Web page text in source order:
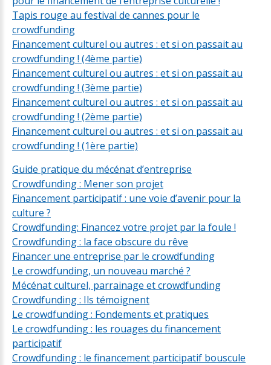
Tapis rouge au festival de cannes pour le
crowdfunding
Financement culturel ou autres : et si on passait au
crowdfunding ! (4ème partie)
Financement culturel ou autres : et si on passait au
crowdfunding ! (3ème partie)
Financement culturel ou autres : et si on passait au
crowdfunding ! (2ème partie)
Financement culturel ou autres : et si on passait au
crowdfunding ! (1ère partie)
Guide pratique du mécénat d’entreprise
Crowdfunding : Mener son projet
Financement participatif : une voie d’avenir pour la
culture ?
Crowdfunding: Financez votre projet par la foule !
Crowdfunding : la face obscure du rêve
Financer une entreprise par le crowdfunding
Le crowdfunding, un nouveau marché ?
Mécénat culturel, parrainage et crowdfunding
Crowdfunding : Ils témoignent
Le crowdfunding : Fondements et pratiques
Le crowdfunding : les rouages du financement
participatif
Crowdfunding : le financement participatif bouscule